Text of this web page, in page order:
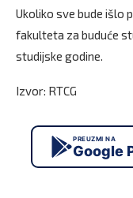
Ukoliko sve bude išlo
fakulteta za buduće
studijske godine.
Izvor: RTCG
PREUZMI NA
Google